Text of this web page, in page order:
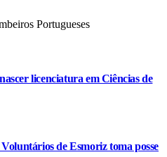
licenciatura em Ciências de
de Esmoriz toma posse